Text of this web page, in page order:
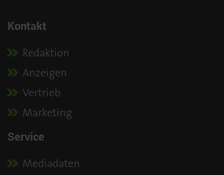
Kontakt
Redaktion
Anzeigen
Vertrieb
Marketing
Service
Mediadaten